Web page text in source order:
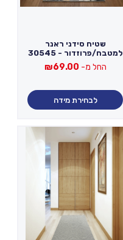
שטיח סידני ראנר
למטבח/פרוזדור - 30545
החל מ- ₪69.00
לבחירת מידה